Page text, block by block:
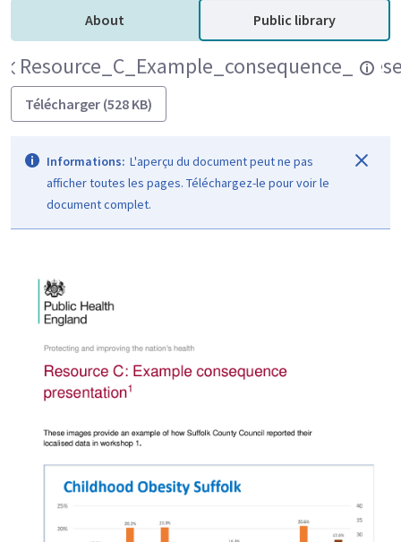
About Public library
Télécharger (528 KB)
Informations: L'aperçu du document peut ne pas
afficher toutes les pages. Téléchargez-le pour voir le
document complet.